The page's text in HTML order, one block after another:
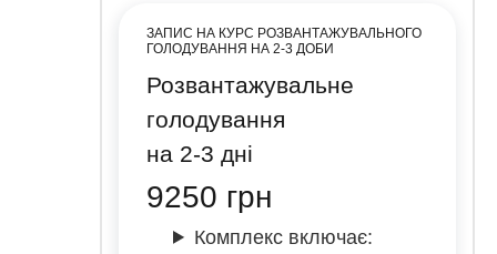
ЗАПИС НА КУРС РОЗВАНТАЖУВАЛЬНОГО
ГОЛОДУВАННЯ НА 2-3 ДОБИ
Розвантажувальне
голодування
на 2-3 дні
9250 грн
Комплекс включає: